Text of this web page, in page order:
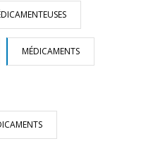
MÉDICAMENTS